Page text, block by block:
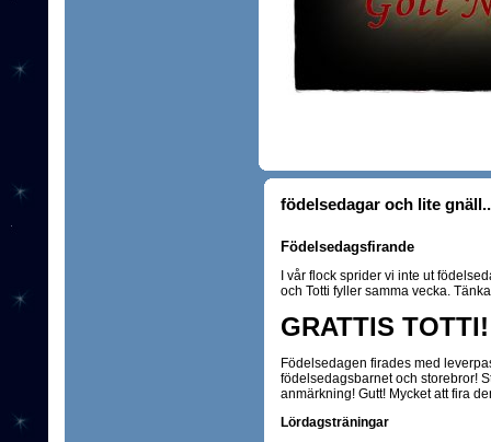
födelsedagar och lite
Födelsedagsfirande
I vår flock sprider vi inte ut
och Totti fyller samma vecka.
GRATTIS
Födelsedagen firades med
födelsedagsbarnet och storebror!
anmärkning! Gutt! Mycket att fira
Lördagsträningar